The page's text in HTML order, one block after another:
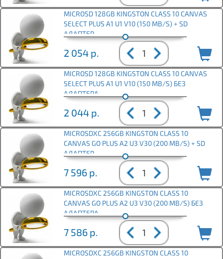
MICROSD 128GB KINGSTON CLASS 10 CANVAS
SELECT PLUS A1 U1 V10 (150 MB/S) + SD
АДАПТЕР
2 054 р.
MICROSD 128GB KINGSTON CLASS 10 CANVAS
SELECT PLUS A1 U1 V10 (150 MB/S) БЕЗ
АДАПТЕРА
2 044 р.
MICROSDXC 256GB KINGSTON CLASS 10
CANVAS GO PLUS A2 U3 V30 (200 MB/S) + SD
АДАПТЕР
7 596 р.
MICROSDXC 256GB KINGSTON CLASS 10
CANVAS GO PLUS A2 U3 V30 (200 MB/S) БЕЗ
АДАПТЕРА
7 586 р.
MICROSDXC 256GB KINGSTON CLASS 10